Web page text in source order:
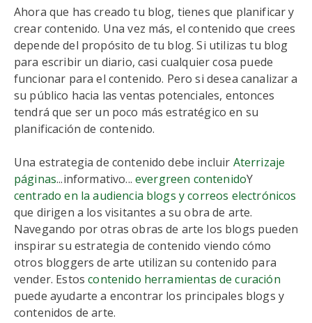
Ahora que has creado tu blog, tienes que planificar y
crear contenido. Una vez más, el contenido que crees
depende del propósito de tu blog. Si utilizas tu blog
para escribir un diario, casi cualquier cosa puede
funcionar para el contenido. Pero si desea canalizar a
su público hacia las ventas potenciales, entonces
tendrá que ser un poco más estratégico en su
planificación de contenido.
Una estrategia de contenido debe incluir Aterrizaje
páginas...informativo...evergreen contenidoY
centrado en la audiencia blogs y correos electrónicos
que dirigen a los visitantes a su obra de arte.
Navegando por otras obras de arte los blogs pueden
inspirar su estrategia de contenido viendo cómo
otros bloggers de arte utilizan su contenido para
vender. Estoscontenido herramientas de curación
puede ayudarte a encontrar los principales blogs y
contenidos de arte.